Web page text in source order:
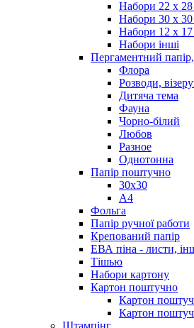
Набори 22 х
Набори 30 х
Набори 12 х
Набори інші
Пергаментний
Флора
Розводи,
Дитяча тема
Фауна
Чорно-білий
Любов
Разное
Однотонна
Папір поштучно
30х30
А4
Фольга
Папір ручної работи
Крепований папір
ЕВА піна - листи,
Тішью
Набори картону
Картон поштучно
Картон
Картон
Штампінг